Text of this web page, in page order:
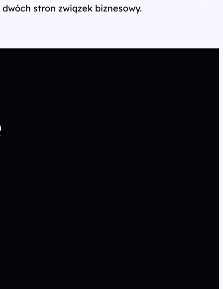
stron związek biznesowy.